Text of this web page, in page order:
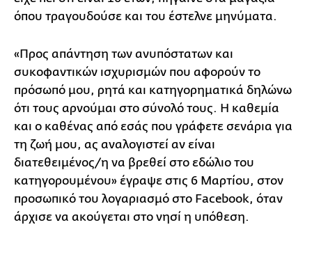
όπου τραγουδούσε και του έστελνε μηνύματα.
«Προς απάντηση των ανυπόστατων και
συκοφαντικών ισχυρισμών που αφορούν το
πρόσωπό μου, ρητά και κατηγορηματικά δηλώνω
ότι τους αρνούμαι στο σύνολό τους. Η καθεμία
και ο καθένας από εσάς που γράφετε σενάρια για
τη ζωή μου, ας αναλογιστεί αν είναι
διατεθειμένος/η να βρεθεί στο εδώλιο του
κατηγορουμένου» έγραψε στις 6 Μαρτίου, στον
προσωπικό του λογαριασμό στο Facebook, όταν
άρχισε να ακούγεται στο νησί η υπόθεση.